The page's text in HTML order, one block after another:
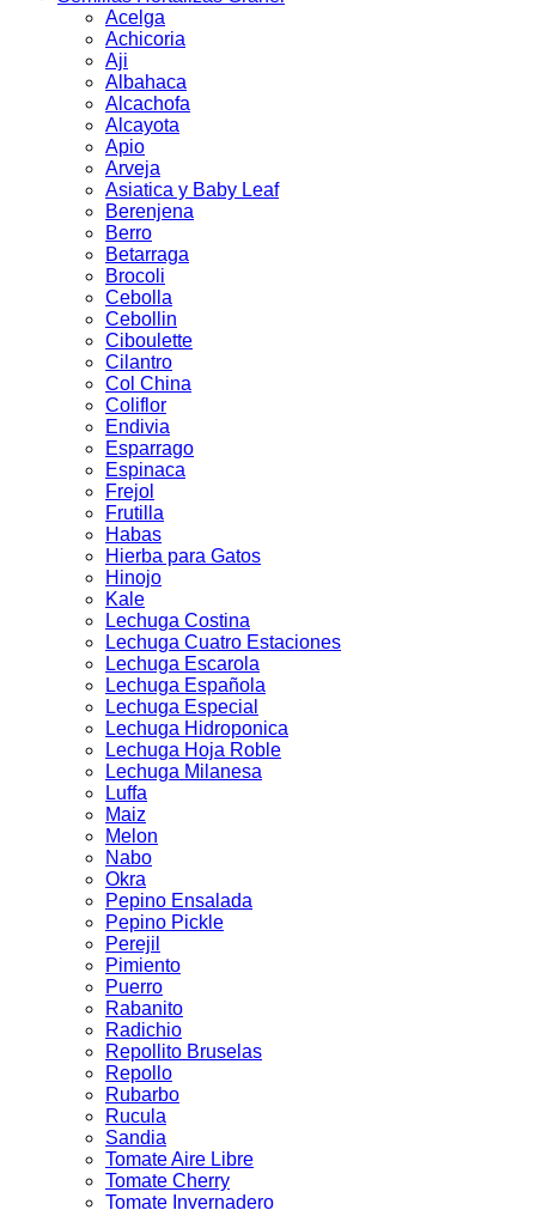
Acelga
Achicoria
Aji
Albahaca
Alcachofa
Alcayota
Apio
Arveja
Asiatica y Baby Leaf
Berenjena
Berro
Betarraga
Brocoli
Cebolla
Cebollin
Ciboulette
Cilantro
Col China
Coliflor
Endivia
Esparrago
Espinaca
Frejol
Frutilla
Habas
Hierba para Gatos
Hinojo
Kale
Lechuga Costina
Lechuga Cuatro Estaciones
Lechuga Escarola
Lechuga Española
Lechuga Especial
Lechuga Hidroponica
Lechuga Hoja Roble
Lechuga Milanesa
Luffa
Maiz
Melon
Nabo
Okra
Pepino Ensalada
Pepino Pickle
Perejil
Pimiento
Puerro
Rabanito
Radichio
Repollito Bruselas
Repollo
Rubarbo
Rucula
Sandia
Tomate Aire Libre
Tomate Cherry
Tomate Invernadero